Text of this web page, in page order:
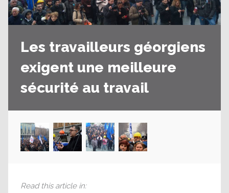
Les travailleurs géorgiens
exigent une meilleure
sécurité au travail
Read this article in: